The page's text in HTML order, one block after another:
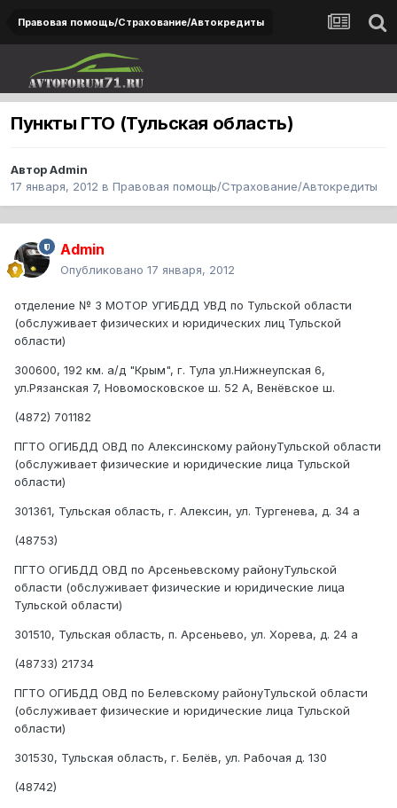
Правовая помощь/Страхование/Автокредиты
Пункты ГТО (Тульская область)
АвторAdmin
17 января, 2012 в Правовая помощь/Страхование/Автокредиты
Admin
Опубликовано 17 января, 2012
отделение № 3 МОТОР УГИБДД УВД по Тульской области
(обслуживает физических и юридических лиц Тульской
области)
300600, 192 км. а/д "Крым", г. Тула ул.Нижнеупская 6,
ул.Рязанская 7, Новомосковское ш. 52 А, Венёвское ш.
(4872) 701182
ПГТО ОГИБДД ОВД по Алексинскому районуТульской области
(обслуживает физические и юридические лица Тульской
области)
301361, Тульская область, г. Алексин, ул. Тургенева, д. 34 а
(48753)
ПГТО ОГИБДД ОВД по Арсеньевскому районуТульской
области (обслуживает физические и юридические лица
Тульской области)
301510, Тульская область, п. Арсеньево, ул. Хорева, д. 24 а
(48733) 21734
ПГТО ОГИБДД ОВД по Белевскому районуТульской области
(обслуживает физические и юридические лица Тульской
области)
301530, Тульская область, г. Белёв, ул. Рабочая д. 130
(48742)